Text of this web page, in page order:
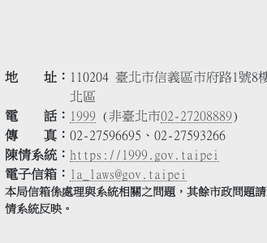
地 址
110204 臺北市信義區市府路1號8
北區
電 話
1999 (非臺北市02-27208889)
傳 真
02-27596695、02-27593266
陳情系統
https://1999.gov.taipei
電子信箱
la_laws@gov.taipei
本局信箱係處理與系統相關之問題，其餘市政問題
情系統反映。